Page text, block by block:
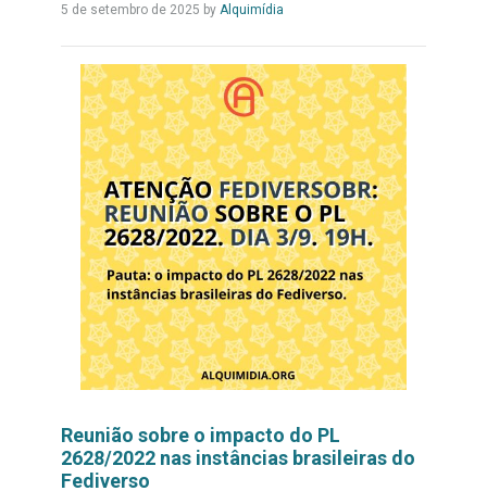
5 de setembro de 2025 by AlquimídiaLeia
Reunião sobre o impacto do PL
2628/2022 nas instâncias brasileiras do
Fediverso